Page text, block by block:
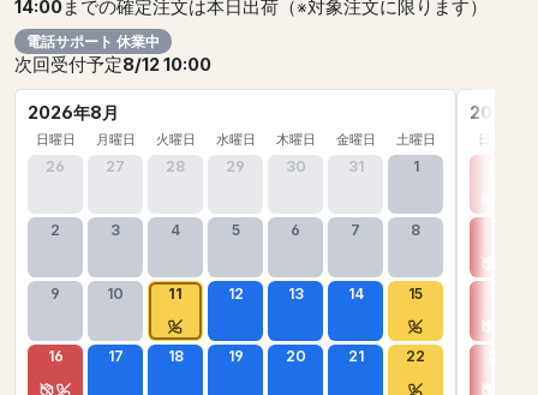
14:00までの確定注文は本日出荷（※対象注文に限ります）
電話サポート 休業中
次回受付予定8/12 10:00
2026年8月
日曜日 月曜日 火曜日 水曜日 木曜日 金曜日 土曜日
26 27 28 29 30 31 1
2 3 4 5 6 7 8
9 10 11 12 13 14 15
16 17 18 19 20 21 22
2026年
日曜日